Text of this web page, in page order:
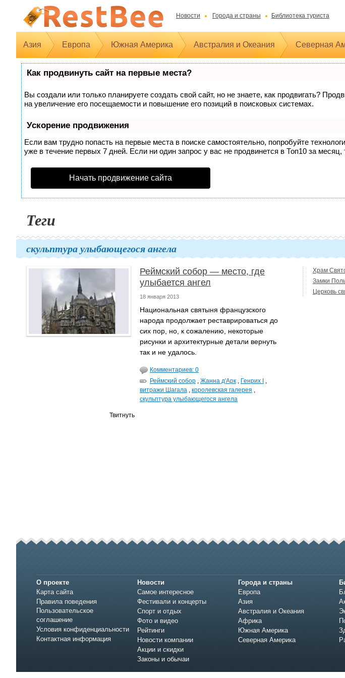
Новости Города и страны Библиотека туриста
Азия Европа Южная Америка Австралия и Океания Северная
Как продвинуть сайт на первые места?
Вы создали или только планируете создать свой сайт, но не знаете, как продвигать?
на увеличение его посещаемости и повышение его позиций в поисковых системах.
Ускорение продвижения
Если вам трудно попасть на первые места в поиске самостоятельно, попробуйте
уже в течение первых 7 дней. Если ни один запрос у вас не продвинется в Топ10 за месяц,
Начать продвижение сайта
Теги
скульптура улыбающегося ангела
Реймский собор — место, где
улыбается ангел
18 января 2013
Национальная святыня французского
народа продолжает реставрироваться до
сих пор, но, к сожалению, некоторые
рисунки и архитектурные детали вернуть
так и не удалось.
Комментариев: 0
Реймский собор , Жанна д'Арк , Генрих I
,
витражи Шагала , королевская галерея ,
скульптура улыбающегося ангела
Храм
Замки
Церковь
Твитнуть
О проекте
Карта сайта
Правила поведения
Пользовательское
соглашение
Условия конфиденциальности
Контактная информация
Новости
Самое интересное
Фестивали и концерты
Спорт и отдых
Фото и видео
Рейтинги
Новости компании
Акции и скидки
Законы и обычаи
Города и страны
Европа
Азия
Австралия и Океания
Африка
Южная Америка
Северная Америка